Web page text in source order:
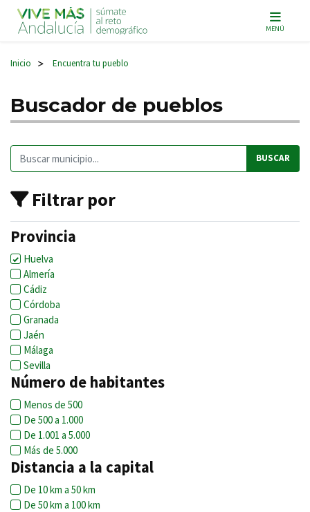
Navegación principal MENÚ
Inicio > Encuentra tu pueblo
Buscador de pueblos
Buscar:
Filtrar por
Provincia
Huelva
Almería
Cádiz
Córdoba
Granada
Jaén
Málaga
Sevilla
Número de habitantes
Menos de 500
De 500 a 1.000
De 1.001 a 5.000
Más de 5.000
Distancia a la capital
De 10 km a 50 km
De 50 km a 100 km